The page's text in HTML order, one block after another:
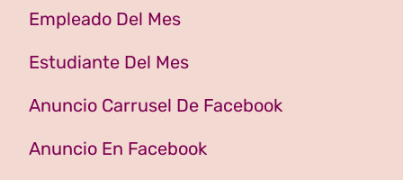
Empleado Del Mes
Estudiante Del Mes
Anuncio Carrusel De Facebook
Anuncio En Facebook